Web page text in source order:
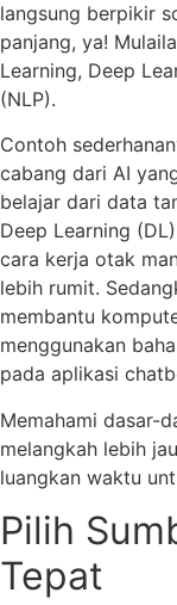
langsung berpikir
panjang, ya!
Learning, Deep
(NLP).
Contoh
cabang dari AI
belajar dari data
Deep Learning
cara kerja otak
lebih rumit.
membantu
menggunakan
pada aplikasi
Memahami dasar-
melangkah lebih
luangkan waktu
Pilih
Tepat